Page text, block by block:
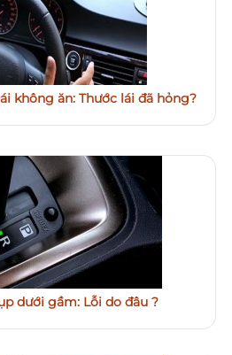
không ăn: Thước lái đã hỏng?
dưới gầm: Lỗi do đâu ?